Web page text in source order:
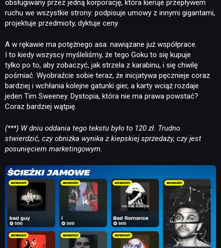
obsługiwany przez jedną korporację, która kieruje przepływem
ruchu we wszystkie strony: podpisuje umowy z innymi gigantami,
projektuje przedmioty, dyktuje ceny.
A w rękawie ma potężnego asa: nawiązane już współprace.
I to kiedy wszyscy myśleliśmy, że tego Goku to się kupuje
tylko po to, aby zobaczyć, jak strzela z karabinu, i się chwilę
pośmiać. Wyobraźcie sobie teraz, że inicjatywa pęcznieje coraz
bardziej i wchłania kolejne gatunki gier, a karty wciąż rozdaje
jeden Tim Sweeney. Dystopia, która nie ma prawa powstać?
Coraz bardziej wątpię.
(***) W dniu oddania tego tekstu było to 120 zł. Trudno
stwierdzić, czy obniżka wynika z kiepskiej sprzedaży, czy jest
posunięciem marketingowym.